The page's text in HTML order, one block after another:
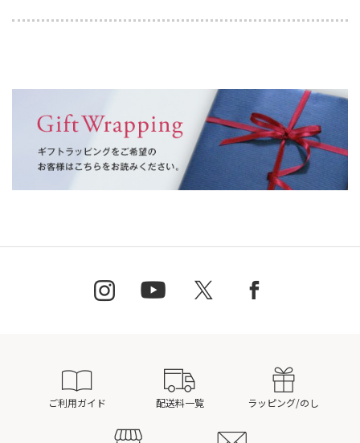
ご利用ガイド 配送料一覧 ラッピング/のし